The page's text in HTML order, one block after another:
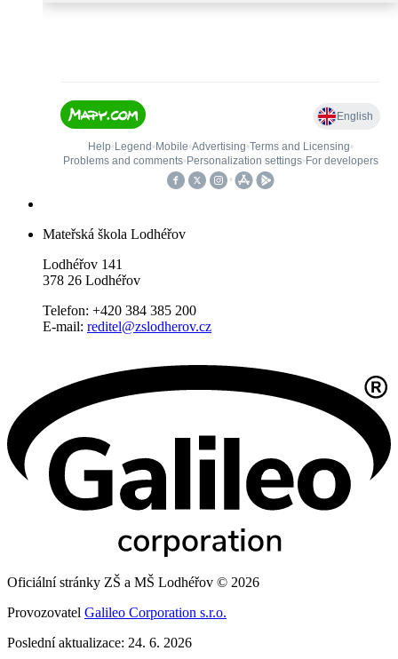
Mateřská škola Lodhéřov
Lodhéřov 141
378 26 Lodhéřov
Telefon: +420 384 385 200
E-mail: reditel@zslodherov.cz
Oficiální stránky ZŠ a MŠ Lodhéřov © 2026
Provozovatel Galileo Corporation s.r.o.
Poslední aktualizace: 24. 6. 2026